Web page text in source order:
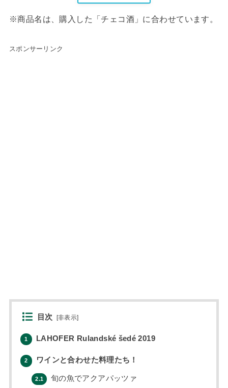
※商品名は、購入した「チェコ酒」に合わせています。
スポンサーリンク
目次 [非表示]
1 LAHOFER Rulandské šedé 2019
2 ワインと合わせた料理たち！
2.1 旬の魚でアクアパッツァ